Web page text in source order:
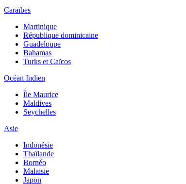
Caraïbes
Martinique
République dominicaine
Guadeloupe
Bahamas
Turks et Caïcos
Océan Indien
Île Maurice
Maldives
Seychelles
Asie
Indonésie
Thaïlande
Bornéo
Malaisie
Japon